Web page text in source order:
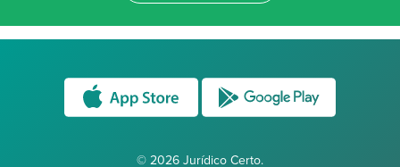
© 2026 Jurídico Certo.